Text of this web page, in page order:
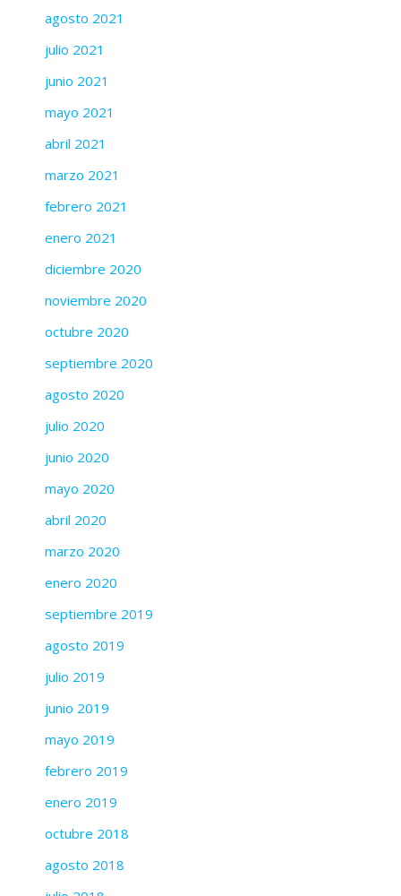
agosto 2021
julio 2021
junio 2021
mayo 2021
abril 2021
marzo 2021
febrero 2021
enero 2021
diciembre 2020
noviembre 2020
octubre 2020
septiembre 2020
agosto 2020
julio 2020
junio 2020
mayo 2020
abril 2020
marzo 2020
enero 2020
septiembre 2019
agosto 2019
julio 2019
junio 2019
mayo 2019
febrero 2019
enero 2019
octubre 2018
agosto 2018